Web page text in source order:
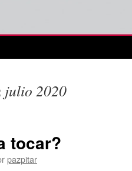
julio 2020
tocar?
pazpitar